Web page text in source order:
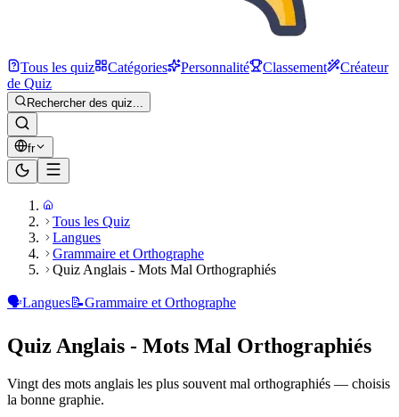
Tous les quiz Catégories Personnalité Classement
Créateur
de Quiz
Rechercher des quiz...
fr
Tous les Quiz
Langues
Grammaire et Orthographe
Quiz Anglais - Mots Mal Orthographiés
🗣️Langues📝Grammaire et Orthographe
Quiz Anglais - Mots Mal Orthographiés
Vingt des mots anglais les plus souvent mal orthographiés — choisis
la bonne graphie.